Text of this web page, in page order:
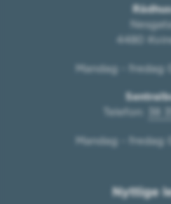
Nesgata
4480
Mandag - fredag
Telefon:
38
Mandag - fredag
Nyttige